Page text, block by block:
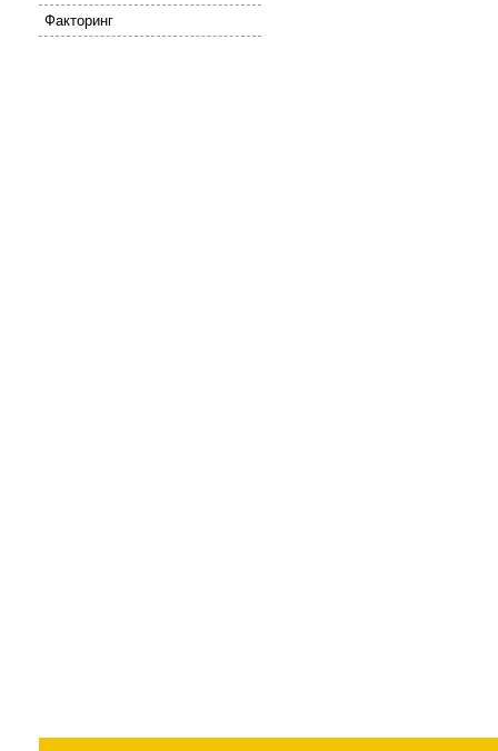
Факторинг